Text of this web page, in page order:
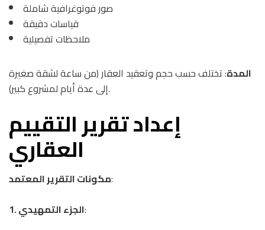
صور فوتوغرافية شاملة
قياسات دقيقة
ملاحظات تفصيلية
المدة: تختلف حسب حجم وتعقيد العقار (من ساعة لشقة صغيرة
إلى عدة أيام لمشروع كبير).
إعداد تقرير التقييم
العقاري
مكونات التقرير المعتمد:
1. الجزء التمهيدي: